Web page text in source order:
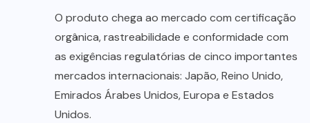
O produto chega ao mercado com certificação
orgânica, rastreabilidade e conformidade com
as exigências regulatórias de cinco importantes
mercados internacionais: Japão, Reino Unido,
Emirados Árabes Unidos, Europa e Estados
Unidos.